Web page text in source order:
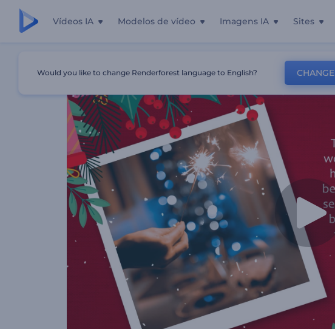
Vídeos IA Modelos de vídeo Imagens IA Sites
Would you like to change Renderforest language to English? CHANGE